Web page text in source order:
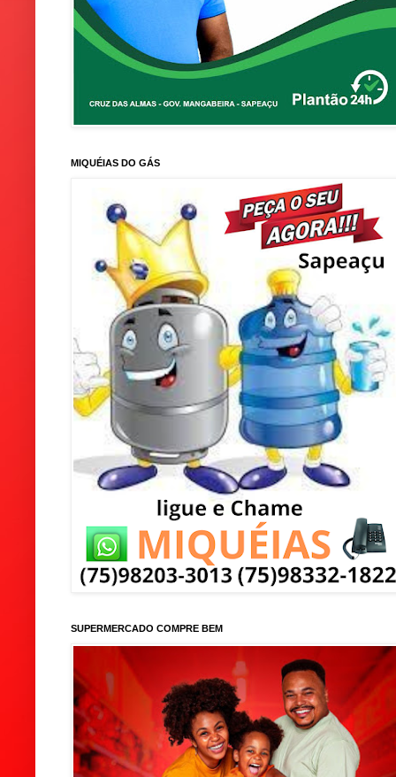
MIQUÉIAS DO GÁS
SUPERMERCADO COMPRE BEM